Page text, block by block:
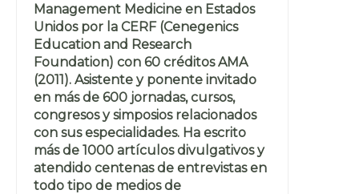
Management Medicine en Estados
Unidos por la CERF (Cenegenics
Education and Research
Foundation) con 60 créditos AMA
(2011). Asistente y ponente invitado
en más de 600 jornadas, cursos,
congresos y simposios relacionados
con sus especialidades. Ha escrito
más de 1000 artículos divulgativos y
atendido centenas de entrevistas en
todo tipo de medios de